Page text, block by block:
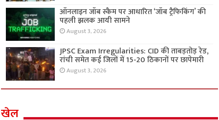
ऑनलाइन जॉब स्कैम पर आधारित ‘जॉब ट्रैफिकिंग’ की
पहली झलक आयी सामने
August 3, 2026
JPSC Exam Irregularities: CID की ताबड़तोड़ रेड,
रांची समेत कई जिलों में 15-20 ठिकानों पर छापेमारी
August 3, 2026
खेल